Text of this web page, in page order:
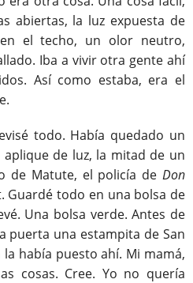
abiertas, la luz expuesta de
el techo, un olor neutro,
Iba a vivir otra gente ahí
Así como estaba, era el
todo. Había quedado un
de luz, la mitad de un
de Matute, el policía de Don
Guardé todo en una bolsa de
Una bolsa verde. Antes de
puerta una estampita de San
había puesto ahí. Mi mamá,
cosas. Cree. Yo no quería